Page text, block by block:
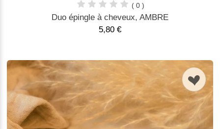
( 0 )
Duo épingle à cheveux, AMBRE
5,80 €
n